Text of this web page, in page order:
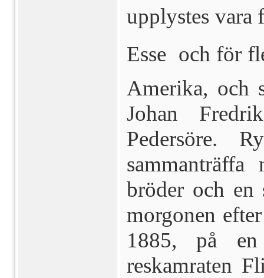
upplystes vara
Esse  och för
Amerika, och
Johan
Pedersöre.
bröder och en
morgonen
1885, på
reskamraten